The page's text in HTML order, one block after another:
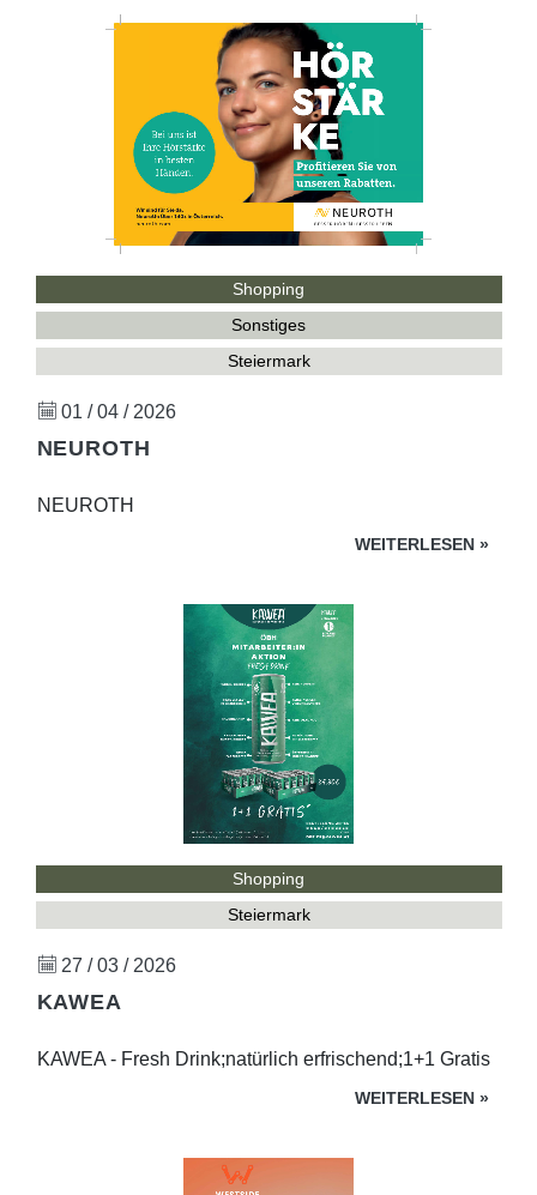
Shopping
Sonstiges
Steiermark
01 / 04 / 2026
NEUROTH
NEUROTH
WEITERLESEN »
Shopping
Steiermark
27 / 03 / 2026
KAWEA
KAWEA - Fresh Drink;natürlich erfrischend;1+1 Gratis
WEITERLESEN »